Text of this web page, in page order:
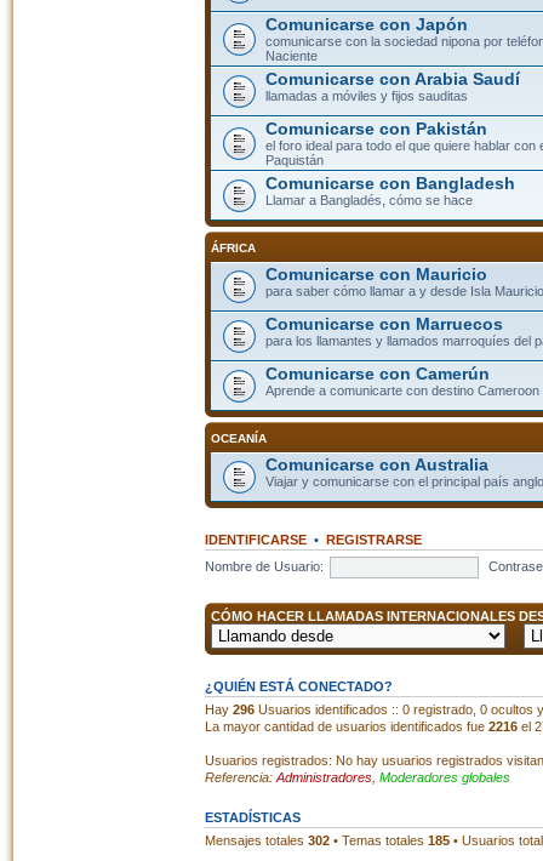
Comunicarse con Japón
comunicarse con la sociedad nipona por
Naciente
Comunicarse con Arabia Saudí
llamadas a móviles y fijos sauditas
Comunicarse con Pakistán
el foro ideal para todo el que quiere hablar con
Paquistán
Comunicarse con Bangladesh
Llamar a Bangladés, cómo se hace
ÁFRICA
Comunicarse con Mauricio
para saber cómo llamar a y desde Isla
Comunicarse con Marruecos
para los llamantes y llamados marroquíes del
Comunicarse con Camerún
Aprende a comunicarte con destino Cameroon
OCEANÍA
Comunicarse con Australia
Viajar y comunicarse con el principal país
IDENTIFICARSE• REGISTRARSE
Nombre de Usuario:
CÓMO HACER LLAMADAS INTERNACIONALES
¿QUIÉN ESTÁ CONECTADO?
Hay 296Usuarios identificados :: 0 registrado, 0 ocultos
La mayor cantidad de usuarios identificados fue 2216el
Usuarios registrados: No hay usuarios registrados
Referencia: Administradores, Moderadores globales
ESTADÍSTICAS
Mensajes totales 302• Temas totales 185• Usuarios